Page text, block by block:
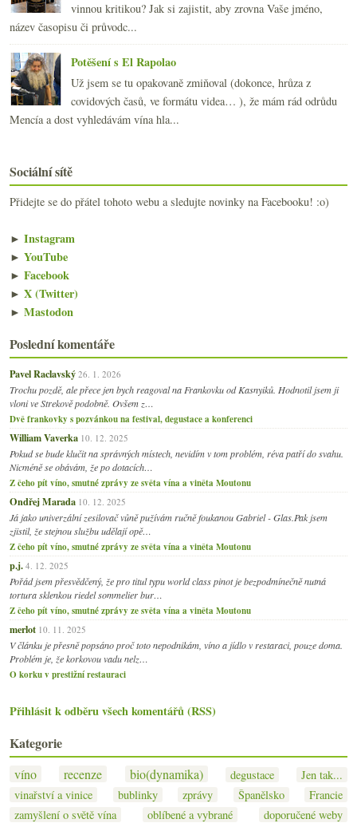
vinnou kritikou? Jak si zajistit, aby zrovna Vaše jméno,
název časopisu či průvodc...
Potěšení s El Rapolao
Už jsem se tu opakovaně zmiňoval (dokonce, hrůza z
covidových časů, ve formátu videa… ), že mám rád odrůdu
Mencía a dost vyhledávám vína hla...
Sociální sítě
Přidejte se do přátel tohoto webu a sledujte novinky na Facebooku! :o)
► Instagram
► YouTube
► Facebook
► X (Twitter)
► Mastodon
Poslední komentáře
Pavel Raclavský 26. 1. 2026
Trochu pozdě, ale přece jen bych reagoval na Frankovku od Kasnyiků. Hodnotil jsem ji
vloni ve Strekově podobně. Ovšem z…
Dvě frankovky s pozvánkou na festival, degustace a konferenci
William Vaverka 10. 12. 2025
Pokud se bude klučit na správných místech, nevidím v tom problém, réva patří do svahu.
Nicméně se obávám, že po dotacích…
Z čeho pít víno, smutné zprávy ze světa vína a viněta Moutonu
Ondřej Marada 10. 12. 2025
Já jako univerzální zesilovač vůně pužívám ručně foukanou Gabriel - Glas.Pak jsem
zjistil, že stejnou službu udělají opě…
Z čeho pít víno, smutné zprávy ze světa vína a viněta Moutonu
p.j. 4. 12. 2025
Pořád jsem přesvědčený, že pro titul typu world class pinot je bezpodmínečně nutná
tortura sklenkou riedel sommelier bur…
Z čeho pít víno, smutné zprávy ze světa vína a viněta Moutonu
merlot 10. 11. 2025
V článku je přesně popsáno proč toto nepodnikám, víno a jídlo v restaraci, pouze doma.
Problém je, že korkovou vadu nelz…
O korku v prestižní restauraci
Přihlásit k odběru všech komentářů (RSS)
Kategorie
víno recenze bio(dynamika) degustace
Jen tak...
vinařství a vinice
bublinky zprávy Španělsko
Francie
zamyšlení o světě vína
oblíbené a vybrané doporučené weby